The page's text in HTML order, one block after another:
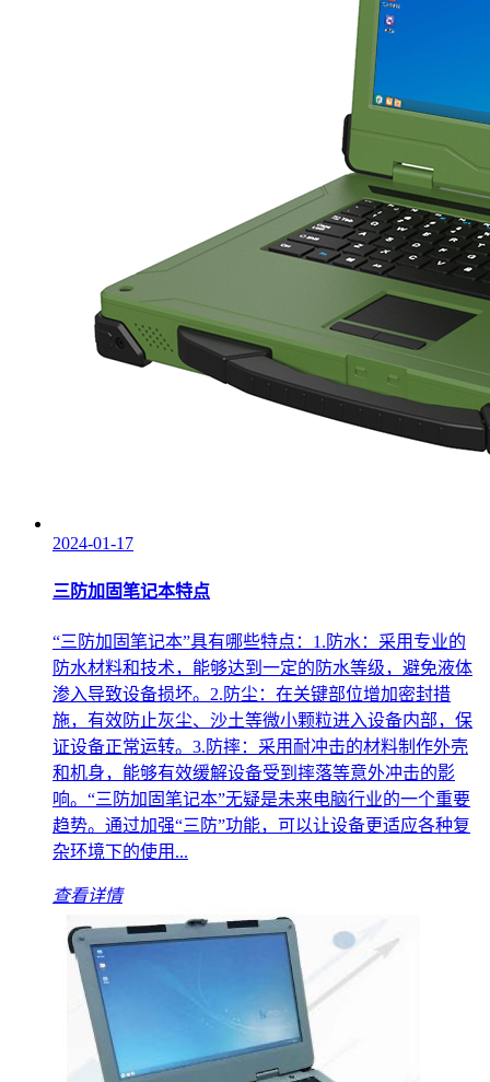
2024-01-17
三防加固笔记本特点
“三防加固笔记本”具有哪些特点：1.防水：采用专业的
防水材料和技术，能够达到一定的防水等级，避免液体
渗入导致设备损坏。2.防尘：在关键部位增加密封措
施，有效防止灰尘、沙土等微小颗粒进入设备内部，保
证设备正常运转。3.防摔：采用耐冲击的材料制作外壳
和机身，能够有效缓解设备受到摔落等意外冲击的影
响。“三防加固笔记本”无疑是未来电脑行业的一个重要
趋势。通过加强“三防”功能，可以让设备更适应各种复
杂环境下的使用...
查看详情